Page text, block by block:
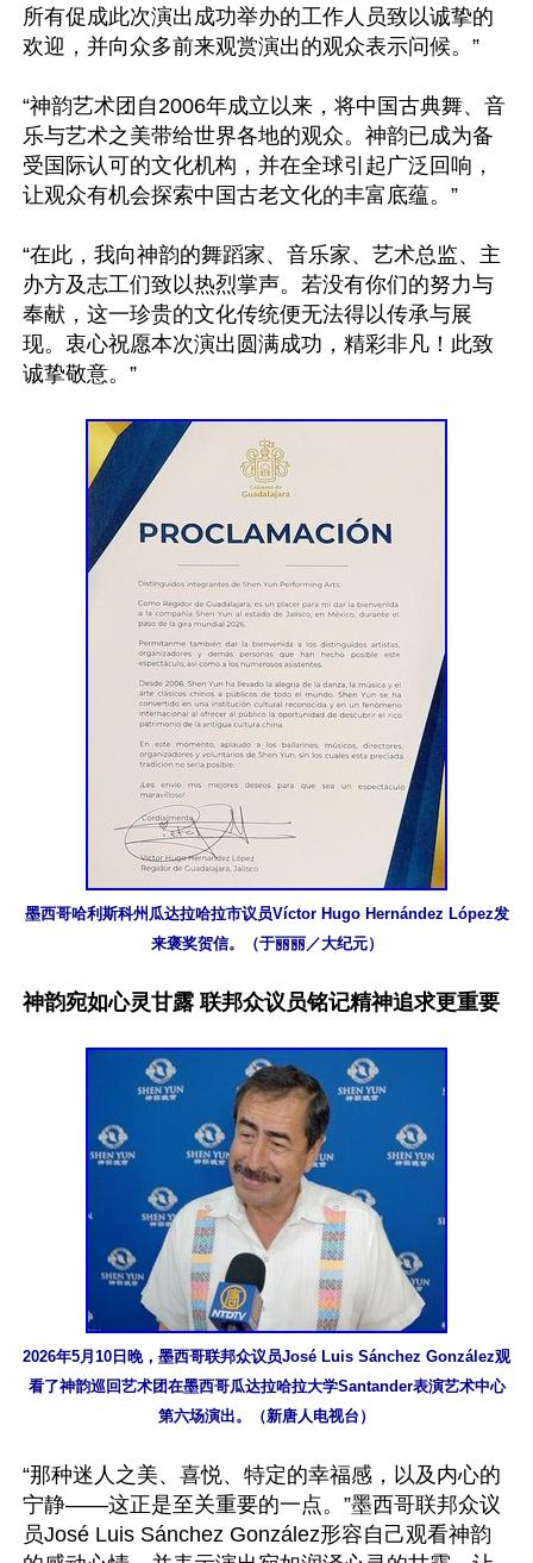
所有促成此次演出成功举办的工作人员致以诚挚的
欢迎，并向众多前来观赏演出的观众表示问候。”
“神韵艺术团自2006年成立以来，将中国古典舞、音
乐与艺术之美带给世界各地的观众。神韵已成为备
受国际认可的文化机构，并在全球引起广泛回响，
让观众有机会探索中国古老文化的丰富底蕴。”
“在此，我向神韵的舞蹈家、音乐家、艺术总监、主
办方及志工们致以热烈掌声。若没有你们的努力与
奉献，这一珍贵的文化传统便无法得以传承与展
现。衷心祝愿本次演出圆满成功，精彩非凡！此致
诚挚敬意。”
墨西哥哈利斯科州瓜达拉哈拉市议员Víctor Hugo Hernández López发
来褒奖贺信。（于丽丽／大纪元）
神韵宛如心灵甘露 联邦众议员铭记精神追求更重要
2026年5月10日晚，墨西哥联邦众议员José Luis Sánchez González观
看了神韵巡回艺术团在墨西哥瓜达拉哈拉大学Santander表演艺术中心
第六场演出。（新唐人电视台）
“那种迷人之美、喜悦、特定的幸福感，以及内心的
宁静——这正是至关重要的一点。”墨西哥联邦众议
员José Luis Sánchez González形容自己观看神韵